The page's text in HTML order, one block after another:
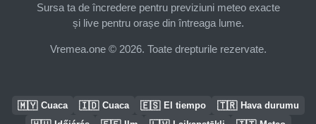
Sursa ta de încredere pentru previziuni meteo exacte
și live pentru orașe din întreaga lume.
Vremea.one © 2026. Toate drepturile rezervate.
🇲🇾 Cuaca 🇮🇩 Cuaca 🇪🇸 El tiempo 🇹🇷 Hava durumu